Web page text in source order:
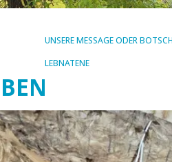
UNSERE MESSAGE ODER
LEBNATENE